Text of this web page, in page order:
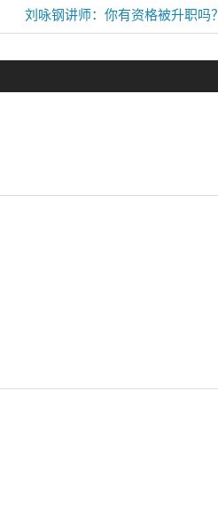
Next
Post:
刘咏钢讲师：你有资格被升职吗？